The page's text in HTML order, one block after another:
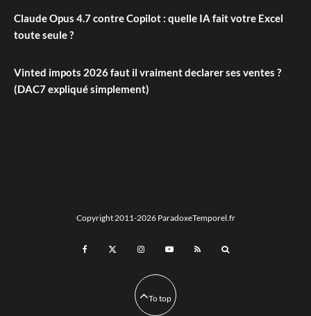
Claude Opus 4.7 contre Copilot : quelle IA fait votre Excel
toute seule ?
Vinted impots 2026 faut il vraiment declarer ses ventes ?
(DAC7 expliqué simplement)
Copyright 2011-2026 ParadoxeTemporel.fr
To top